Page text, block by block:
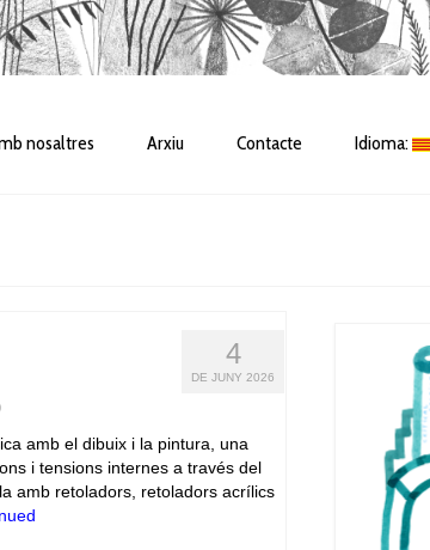
nosaltres Arxiu Contacte Idioma:
4
DE JUNY 2026
amb el dibuix i la pintura, una
i tensions internes a través del
amb retoladors, retoladors acrílics